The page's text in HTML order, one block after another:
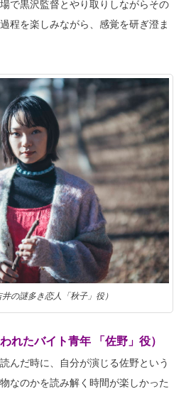
で黒沢監督とやり取りしながらその
程を楽しみながら、感覚を研ぎ澄ま
の謎多き恋人「秋子」役）
れたバイト青年 「佐野」役）
んだ時に、自分が演じる佐野という
なのかを読み解く時間が楽しかった